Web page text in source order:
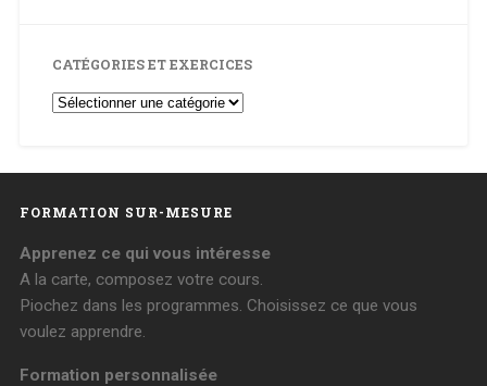
CATÉGORIES ET EXERCICES
Catégories
et
FORMATION SUR-MESURE
Apprenez ce qui vous intéresse
A la carte, composez votre cours.
Piochez dans les programmes. Choisissez ce que vous
voulez apprendre.
Formation personnalisée